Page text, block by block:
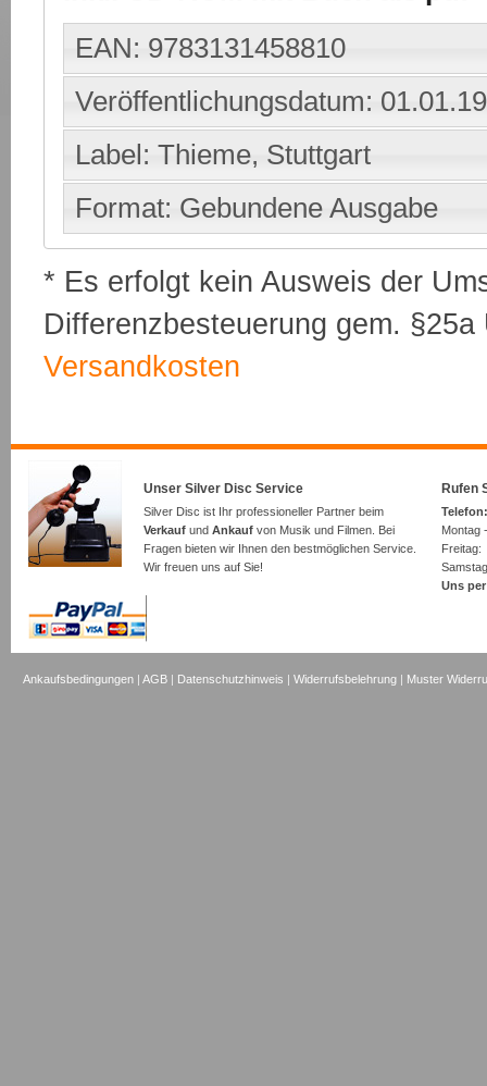
EAN: 9783131458810
Veröffentlichungsdatum:
Label: Thieme, Stuttgart
Format: Gebundene Ausgabe
* Es erfolgt kein Ausweis der
Differenzbesteuerung gem.
Versandkosten
Unser Silver Disc Service
Silver Disc ist Ihr professioneller Partner beim
Verkauf und Ankauf von Musik und Filmen. Bei
Fragen bieten wir Ihnen den bestmöglichen Service.
Wir freuen uns auf Sie!
Rufen
Montag
Uns
Ankaufsbedingungen |AGB | Datenschutzhinweis |Widerrufsbelehrung | Muster